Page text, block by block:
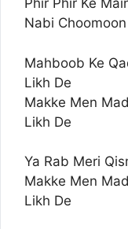
Phir Phir Ke
Nabi Choomoon
Mahboob Ke
Likh De
Makke Men
Likh De
Ya Rab Meri
Makke Men
Likh De